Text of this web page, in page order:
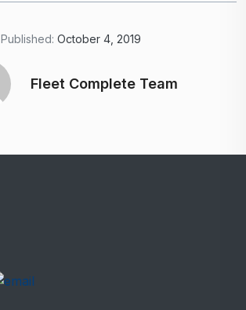
Fleet Complete Team
Published: October 4, 2019